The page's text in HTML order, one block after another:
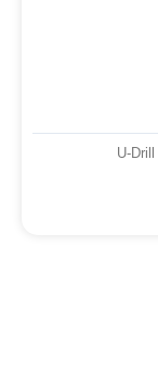
U-Drill